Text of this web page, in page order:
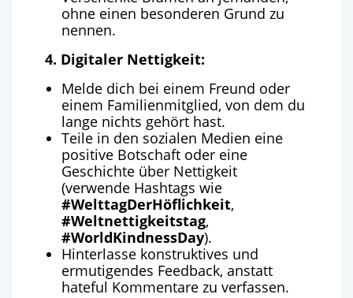
ohne einen besonderen Grund zu
nennen.
4. Digitaler Nettigkeit:
Melde dich bei einem Freund oder
einem Familienmitglied, von dem du
lange nichts gehört hast.
Teile in den sozialen Medien eine
positive Botschaft oder eine
Geschichte über Nettigkeit
(verwende Hashtags wie
#WelttagDerHöflichkeit,
#Weltnettigkeitstag,
#WorldKindnessDay).
Hinterlasse konstruktives und
ermutigendes Feedback, anstatt
hateful Kommentare zu verfassen.